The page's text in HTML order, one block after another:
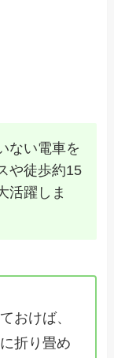
ない電車を
や徒歩約15
活躍しま
おけば、
折り畳め